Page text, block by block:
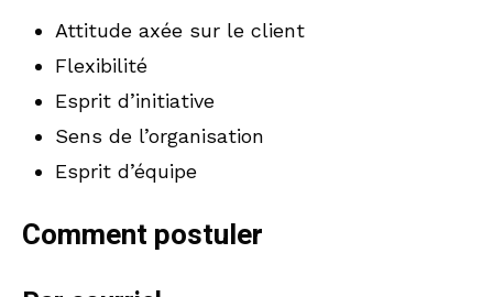
Attitude axée sur le client
Flexibilité
Esprit d’initiative
Sens de l’organisation
Esprit d’équipe
Comment postuler